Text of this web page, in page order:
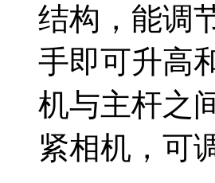
结构，能调
手即可升高
机与主杆之
紧相机，可